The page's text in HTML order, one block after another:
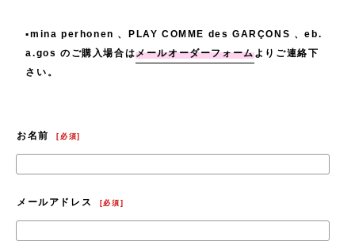
▪️mina perhonen 、PLAY COMME des GARÇONS 、eb.
a.gos のご購入場合はメールオーダーフォームよりご連絡下
さい。
お名前 [必須]
メールアドレス [必須 ]